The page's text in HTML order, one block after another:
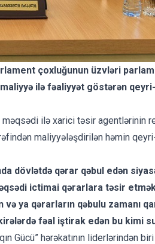
çoxluğunun üzvləri
ilə fəaliyyət göstərən
məqsədi ilə xarici təsir agentlərinin
maliyyələşdirilən həmin
dövlətdə qərar qəbul edən
ictimai qərarlara təsir
ya qərarların qəbulu zamanı
fəal iştirak edən bu kimi
Gücü” hərəkatının liderlərindən